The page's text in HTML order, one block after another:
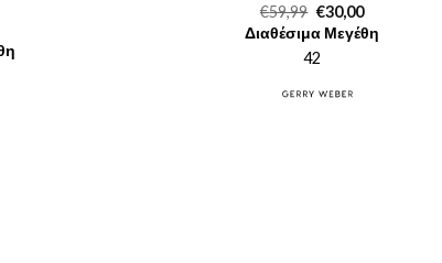
€59,99 Original
price
was:
€59,99.
€30,00Η
τρέχουσα
τιμή
Διαθέσιμα Μεγέθη
42